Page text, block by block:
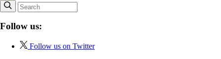
Follow us:
Follow us on Twitter